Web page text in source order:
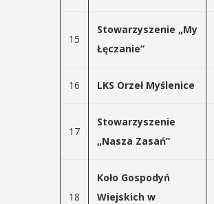
15
Stowarzyszenie „My
Łęczanie”
16 LKS Orzeł Myślenice
17
Stowarzyszenie
„Nasza Zasań”
18
Koło Gospodyń
Wiejskich w